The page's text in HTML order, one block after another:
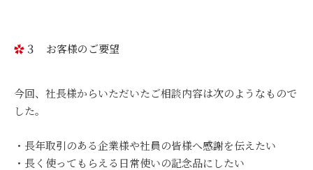
３ お客様のご要望
今回、社長様からいただいたご相談内容は次のようなもので
した。
・長年取引のある企業様や社員の皆様へ感謝を伝えたい
・長く使ってもらえる日常使いの記念品にしたい